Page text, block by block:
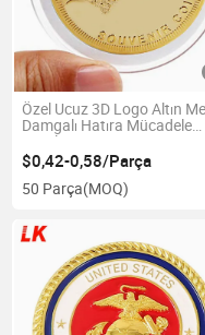
Özel Ucuz 3D Logo Altın
Damgalı Hatıra Mücadele
Paraları
$0,42-0,58/Parça
50 Parça(MOQ)